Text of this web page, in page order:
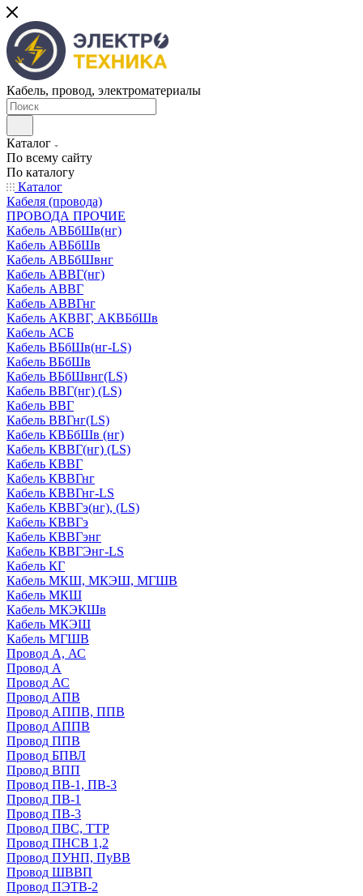
Кабель, провод, электроматериалы
Каталог
По всему сайту
По каталогу
Каталог
Кабеля (провода)
ПРОВОДА ПРОЧИЕ
Кабель АВБбШв(нг)
Кабель АВБбШв
Кабель АВБбШвнг
Кабель АВВГ(нг)
Кабель АВВГ
Кабель АВВГнг
Кабель АКВВГ, АКВБбШв
Кабель АСБ
Кабель ВБбШв(нг-LS)
Кабель ВБбШв
Кабель ВБбШвнг(LS)
Кабель ВВГ(нг) (LS)
Кабель ВВГ
Кабель ВВГнг(LS)
Кабель КВБбШв (нг)
Кабель КВВГ(нг) (LS)
Кабель КВВГ
Кабель КВВГнг
Кабель КВВГнг-LS
Кабель КВВГэ(нг), (LS)
Кабель КВВГэ
Кабель КВВГэнг
Кабель КВВГЭнг-LS
Кабель КГ
Кабель МКШ, МКЭШ, МГШВ
Кабель МКШ
Кабель МКЭКШв
Кабель МКЭШ
Кабель МГШВ
Провод А, АС
Провод А
Провод АС
Провод АПВ
Провод АППВ, ППВ
Провод АППВ
Провод ППВ
Провод БПВЛ
Провод ВПП
Провод ПВ-1, ПВ-3
Провод ПВ-1
Провод ПВ-3
Провод ПВС, ТТР
Провод ПНСВ 1,2
Провод ПУНП, ПуВВ
Провод ШВВП
Провод ПЭТВ-2